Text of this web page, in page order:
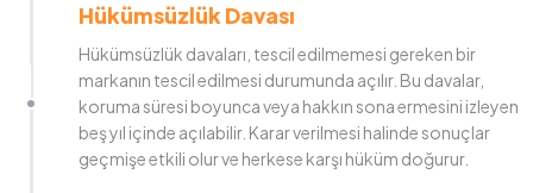
Hükümsüzlük Davası
Hükümsüzlük davaları, tescil edilmemesi gereken bir
markanın tescil edilmesi durumunda açılır. Bu davalar,
koruma süresi boyunca veya hakkın sona ermesini izleyen
beş yıl içinde açılabilir. Karar verilmesi halinde sonuçlar
geçmişe etkili olur ve herkese karşı hüküm doğurur.